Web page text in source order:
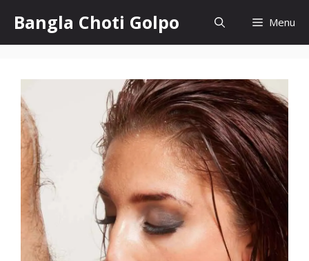
content
Bangla Choti Golpo Menu